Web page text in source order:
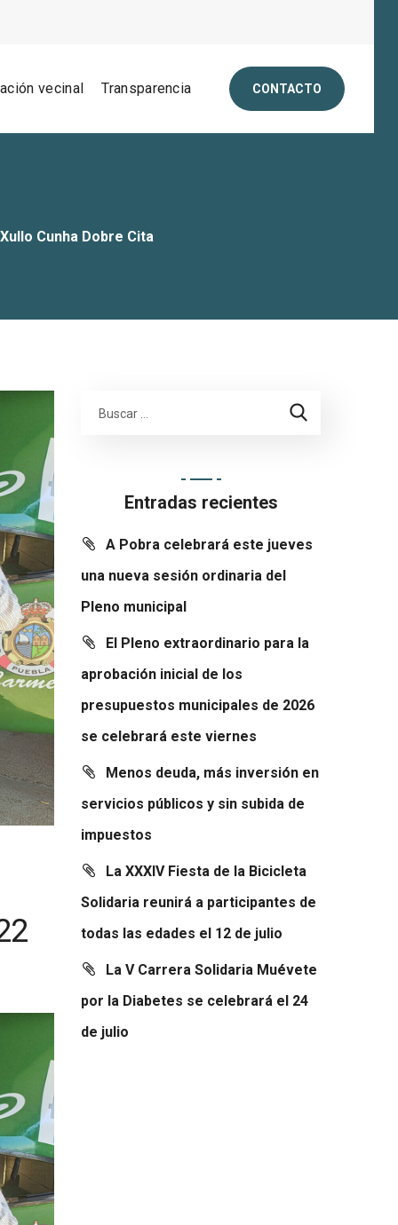
vecinal Transparencia CONTACTO
Cunha Dobre Cita
Entradas recientes
A Pobra celebrará este jueves
una nueva sesión ordinaria del
Pleno municipal
El Pleno extraordinario para la
aprobación inicial de los
presupuestos municipales de 2026
se celebrará este viernes
Menos deuda, más inversión en
servicios públicos y sin subida de
impuestos
La XXXIV Fiesta de la Bicicleta
Solidaria reunirá a participantes de
todas las edades el 12 de julio
La V Carrera Solidaria Muévete
por la Diabetes se celebrará el 24
de julio